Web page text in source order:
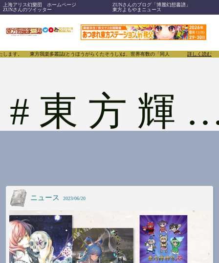
上海アリス幻樂団 ホームページ
ZUNさんのブログ「博麗幻想書譜」
ZUNさんのツイッター
東方よもやまニュース
ます。 東方我楽多叢誌(とうほうがらくたそうし)は、世界有数の「同人」たちがあふれる東
詳しく読む
# 東方輝神祭
ニュース 2023/06/20